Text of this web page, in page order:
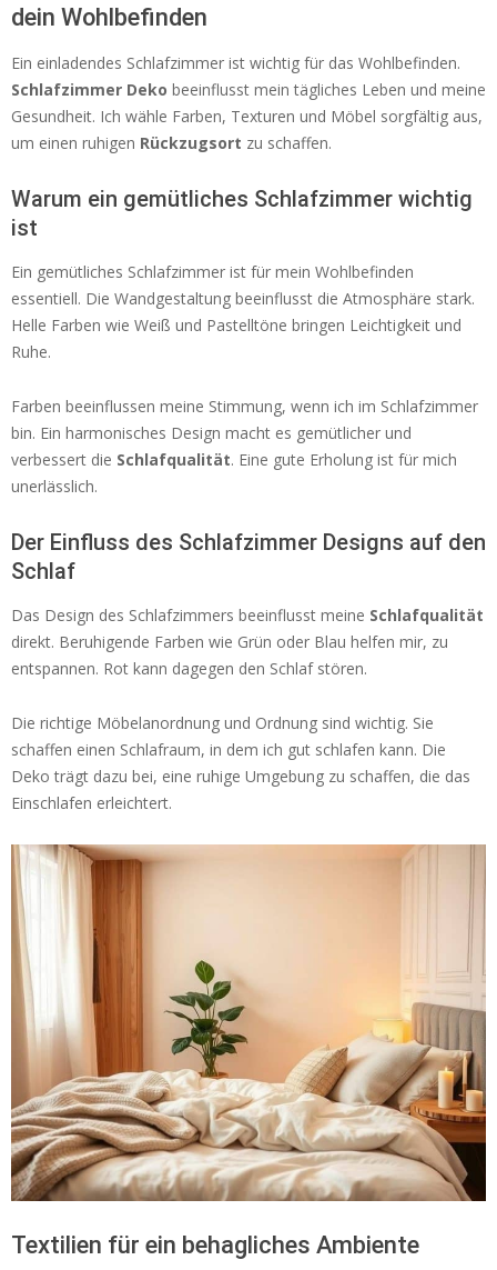
dein Wohlbefinden
Ein einladendes Schlafzimmer ist wichtig für das Wohlbefinden.
Schlafzimmer Deko beeinflusst mein tägliches Leben und meine
Gesundheit. Ich wähle Farben, Texturen und Möbel sorgfältig aus,
um einen ruhigen Rückzugsort zu schaffen.
Warum ein gemütliches Schlafzimmer wichtig
ist
Ein gemütliches Schlafzimmer ist für mein Wohlbefinden
essentiell. Die Wandgestaltung beeinflusst die Atmosphäre stark.
Helle Farben wie Weiß und Pastelltöne bringen Leichtigkeit und
Ruhe.
Farben beeinflussen meine Stimmung, wenn ich im Schlafzimmer
bin. Ein harmonisches Design macht es gemütlicher und
verbessert die Schlafqualität. Eine gute Erholung ist für mich
unerlässlich.
Der Einfluss des Schlafzimmer Designs auf den
Schlaf
Das Design des Schlafzimmers beeinflusst meine Schlafqualität
direkt. Beruhigende Farben wie Grün oder Blau helfen mir, zu
entspannen. Rot kann dagegen den Schlaf stören.
Die richtige Möbelanordnung und Ordnung sind wichtig. Sie
schaffen einen Schlafraum, in dem ich gut schlafen kann. Die
Deko trägt dazu bei, eine ruhige Umgebung zu schaffen, die das
Einschlafen erleichtert.
Textilien für ein behagliches Ambiente